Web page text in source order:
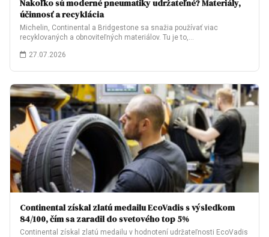
Nakoľko sú moderné pneumatiky udržateľné? Materiály,
účinnosť a recyklácia
Michelin, Continental a Bridgestone sa snažia používať viac
recyklovaných a obnoviteľných materiálov. Tu je to,…
27.07.2026
Continental získal zlatú medailu EcoVadis s výsledkom
84/100, čím sa zaradil do svetového top 5%
Continental získal zlatú medailu v hodnotení udržateľnosti EcoVadis